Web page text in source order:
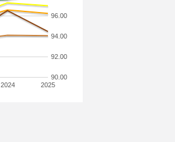
2024 2025
90.00
92.00
94.00
96.00